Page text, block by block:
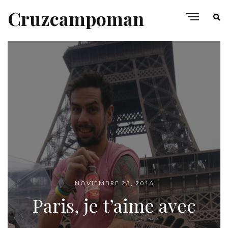
Cruzcampoman
NOVIEMBRE 23, 2016
Paris, je t’aime avec